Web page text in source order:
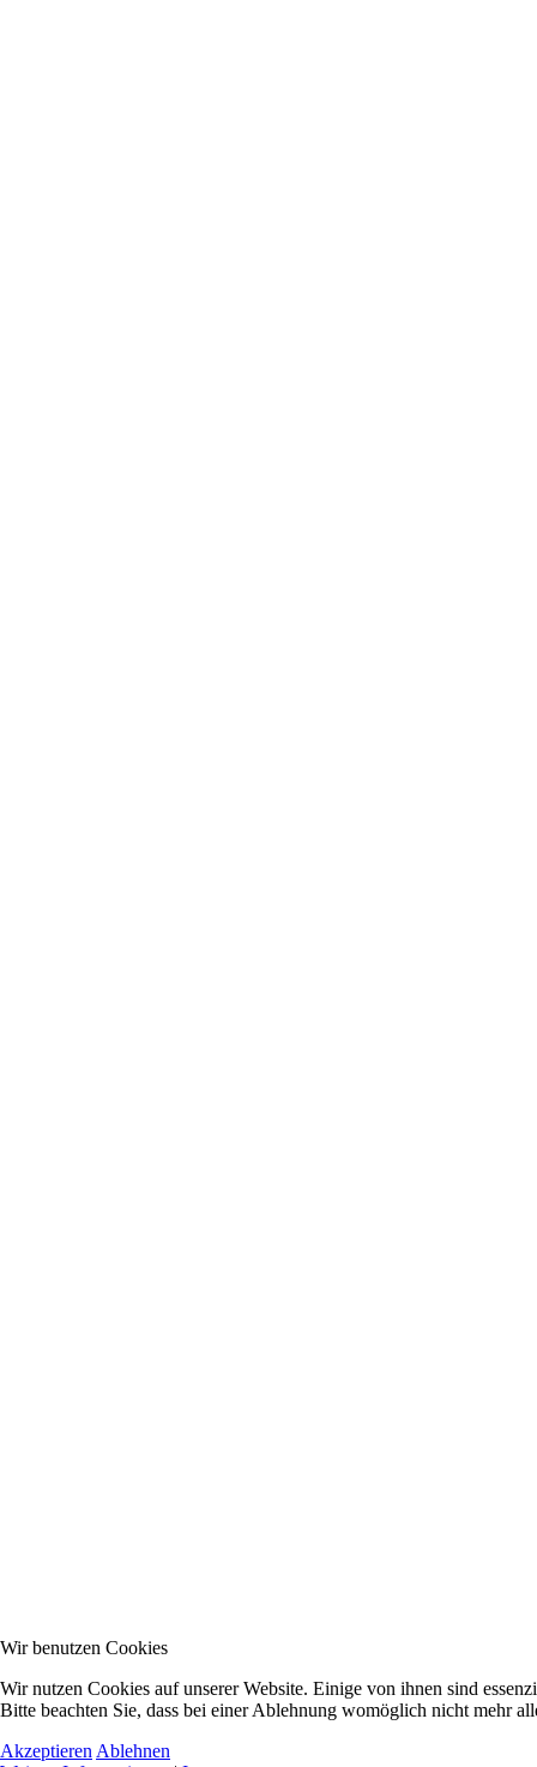
Wir benutzen Cookies
Wir nutzen Cookies auf unserer Website. Einige von ihnen sind
Bitte beachten Sie, dass bei einer Ablehnung womöglich nicht mehr
Akzeptieren Ablehnen